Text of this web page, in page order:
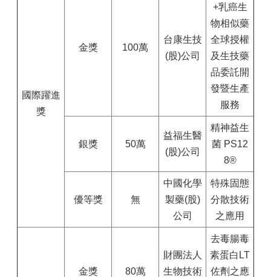
國際躍進
獎
金獎 100萬
台康生技
(股)公司
+乳癌生
物相似藥
全球授權
及生技藥
品委託開
發暨生產
服務
銀獎 50萬
益福生醫
(股)公司
精神益生
菌 PS12
8®
優等獎 無
中國化學
製藥(股)
公司
特殊固態
分散技術
之應用
金獎 80萬
財團法人
生物技術
去毒腸毒
素蛋白LT
佐劑之應